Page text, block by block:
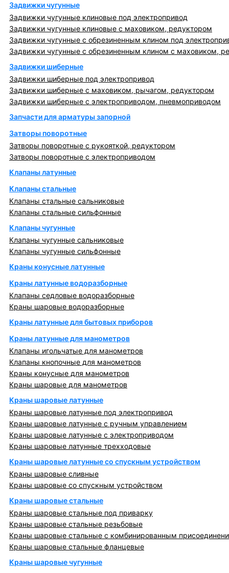
Задвижки чугунные
Задвижки чугунные клиновые под электропривод
Задвижки чугунные клиновые с маховиком, редуктором
Задвижки чугунные с обрезиненным клином под
Задвижки чугунные с обрезиненным клином с маховиком,
Задвижки шиберные
Задвижки шиберные под электропривод
Задвижки шиберные с маховиком, рычагом, редуктором
Задвижки шиберные с электроприводом, пневмоприводом
Запчасти для арматуры запорной
Затворы поворотные
Затворы поворотные с рукояткой, редуктором
Затворы поворотные с электроприводом
Клапаны латунные
Клапаны стальные
Клапаны стальные сальниковые
Клапаны стальные сильфонные
Клапаны чугунные
Клапаны чугунные сальниковые
Клапаны чугунные сильфонные
Краны конусные латунные
Краны латунные водоразборные
Клапаны седловые водоразборные
Краны шаровые водоразборные
Краны латунные для бытовых приборов
Краны латунные для манометров
Клапаны игольчатые для манометров
Клапаны кнопочные для манометров
Краны конусные для манометров
Краны шаровые для манометров
Краны шаровые латунные
Краны шаровые латунные под электропривод
Краны шаровые латунные с ручным управлением
Краны шаровые латунные с электроприводом
Краны шаровые латунные трехходовые
Краны шаровые латунные со спускным устройством
Краны шаровые сливные
Краны шаровые со спускным устройством
Краны шаровые стальные
Краны шаровые стальные под приварку
Краны шаровые стальные резьбовые
Краны шаровые стальные с комбинированным
Краны шаровые стальные фланцевые
Краны шаровые чугунные